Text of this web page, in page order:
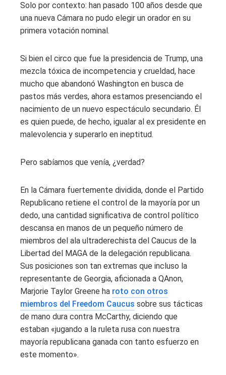
Solo por contexto: han pasado 100 años desde que
una nueva Cámara no pudo elegir un orador en su
primera votación nominal.
Si bien el circo que fue la presidencia de Trump, una
mezcla tóxica de incompetencia y crueldad, hace
mucho que abandonó Washington en busca de
pastos más verdes, ahora estamos presenciando el
nacimiento de un nuevo espectáculo secundario. Él
es quien puede, de hecho, igualar al ex presidente en
malevolencia y superarlo en ineptitud.
Pero sabíamos que venía, ¿verdad?
En la Cámara fuertemente dividida, donde el Partido
Republicano retiene el control de la mayoría por un
dedo, una cantidad significativa de control político
descansa en manos de un pequeño número de
miembros del ala ultraderechista del Caucus de la
Libertad del MAGA de la delegación republicana.
Sus posiciones son tan extremas que incluso la
representante de Georgia, aficionada a QAnon,
Marjorie Taylor Greene ha roto con otros
miembros del Freedom Caucus sobre sus tácticas
de mano dura contra McCarthy, diciendo que
estaban «jugando a la ruleta rusa con nuestra
mayoría republicana ganada con tanto esfuerzo en
este momento».